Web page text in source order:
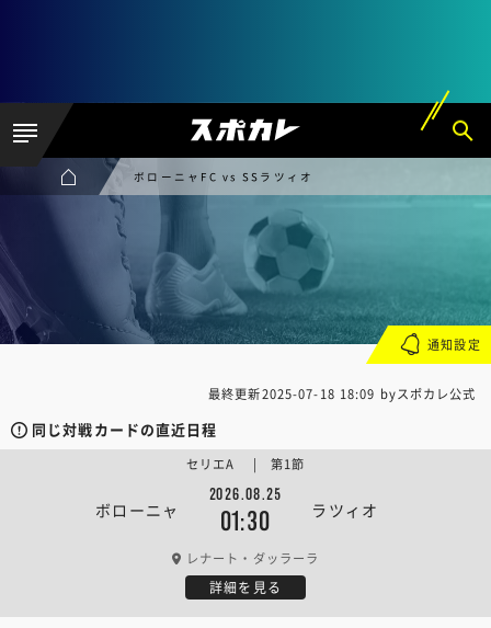
ボローニャFC vs SSラツィオ
最終更新2025-07-18 18:09 byスポカレ公式
同じ対戦カードの直近日程
ボローニャ
2026.08.25
01:30 ラツィオ
セリエA | 第1節
レナート・ダッラーラ
詳細を見る
通知設定